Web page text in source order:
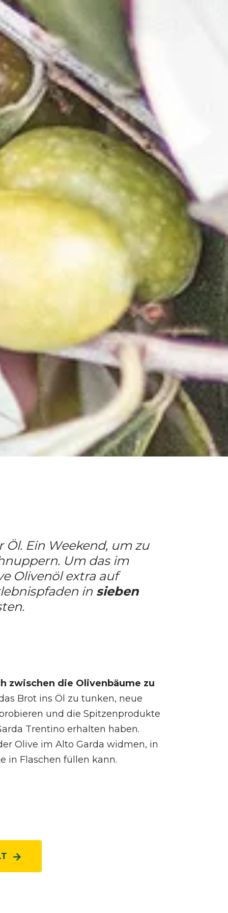
Öl. Ein Weekend, um zu
Um das im
Olivenöl extra auf
in sieben
zwischen die Olivenbäume zu
Brot ins Öl zu tunken, neue
und die Spitzenprodukte
Trentino erhalten haben.
Olive im Alto Garda widmen, in
in Flaschen füllen kann.